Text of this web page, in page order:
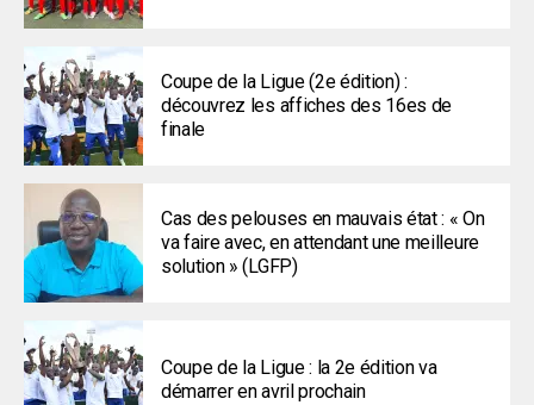
Coupe de la Ligue (2e édition) :
découvrez les affiches des 16es de
finale
Cas des pelouses en mauvais état : « On
va faire avec, en attendant une meilleure
solution » (LGFP)
Coupe de la Ligue : la 2e édition va
démarrer en avril prochain